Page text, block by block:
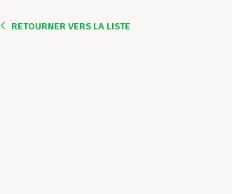
RETOURNER VERS LA LISTE